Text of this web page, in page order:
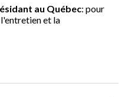
au Québec: pour
et la